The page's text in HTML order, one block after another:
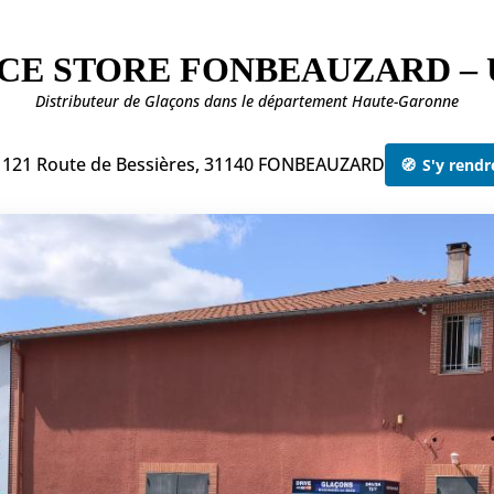
STORE FONBEAUZARD –
Distributeur de Glaçons dans le département Haute-Garonne
Route de Bessières, 31140 FONBEAUZARD 🧭 S'y